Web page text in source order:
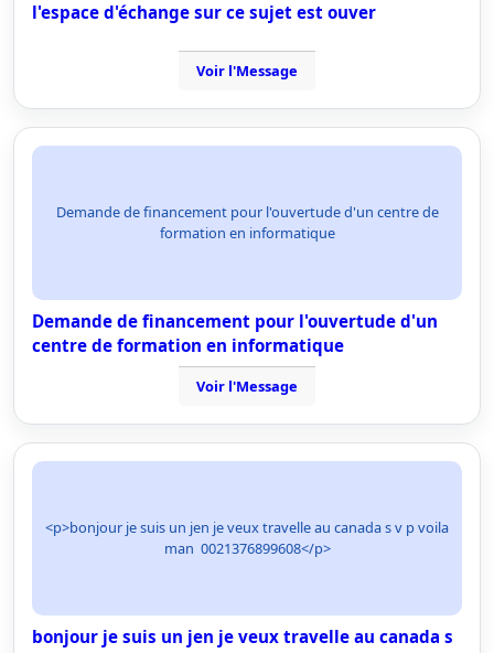
l'espace d'échange sur ce sujet est ouver
Voir l'Message
Demande de financement pour l'ouvertude d'un centre de
formation en informatique
Demande de financement pour l'ouvertude d'un
centre de formation en informatique
Voir l'Message
<p>bonjour je suis un jen je veux travelle au canada s v p voila
man 0021376899608</p>
bonjour je suis un jen je veux travelle au canada s